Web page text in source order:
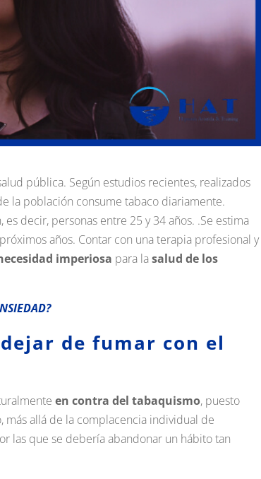
pública. Según estudios recientes, realizados
la población consume tabaco diariamente.
decir, personas entre 25 y 34 años. .Se estima
años. Contar con una terapia profesional y
imperiosa para lasalud de los
de fumar con el
en contra del tabaquismo, puesto
allá de la complacencia individual de
las que se debería abandonar un hábito tan